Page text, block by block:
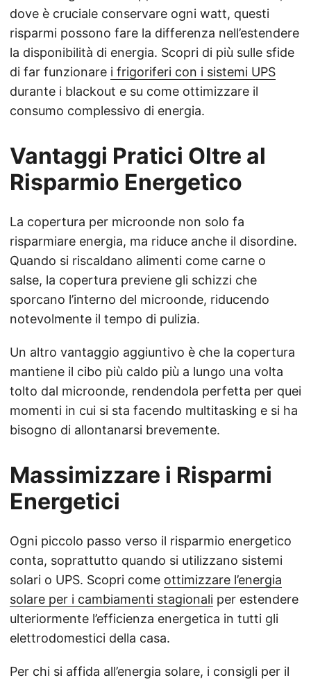
dove è cruciale conservare ogni watt, questi
risparmi possono fare la differenza nell’estendere
la disponibilità di energia. Scopri di più sulle sfide
di far funzionare i frigoriferi con i sistemi UPS
durante i blackout e su come ottimizzare il
consumo complessivo di energia.
Vantaggi Pratici Oltre al
Risparmio Energetico
La copertura per microonde non solo fa
risparmiare energia, ma riduce anche il disordine.
Quando si riscaldano alimenti come carne o
salse, la copertura previene gli schizzi che
sporcano l’interno del microonde, riducendo
notevolmente il tempo di pulizia.
Un altro vantaggio aggiuntivo è che la copertura
mantiene il cibo più caldo più a lungo una volta
tolto dal microonde, rendendola perfetta per quei
momenti in cui si sta facendo multitasking e si ha
bisogno di allontanarsi brevemente.
Massimizzare i Risparmi
Energetici
Ogni piccolo passo verso il risparmio energetico
conta, soprattutto quando si utilizzano sistemi
solari o UPS. Scopri come ottimizzare l’energia
solare per i cambiamenti stagionali per estendere
ulteriormente l’efficienza energetica in tutti gli
elettrodomestici della casa.
Per chi si affida all’energia solare, i consigli per il